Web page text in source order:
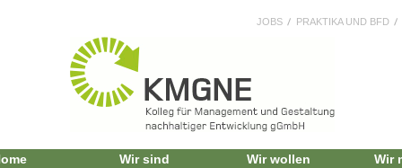
JOBS PRAKTIKA UND BFD
Wir sind Wir wollen Wir